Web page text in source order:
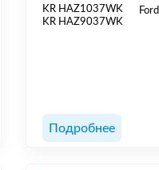
KR HAZ1037WK
KR HAZ9037WK
Ford
Подробнее